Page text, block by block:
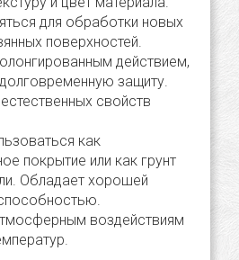
для обработки новых
поверхностей.
действием,
защиту.
свойств
как
покрытие или как грунт
Обладает хорошей
воздействиям